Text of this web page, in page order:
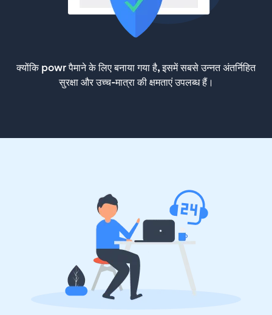
क्योंकि powr पैमाने के लिए बनाया गया है, इसमें सबसे उन्नत अंतर्निहित
सुरक्षा और उच्च-मात्रा की क्षमताएं उपलब्ध हैं।